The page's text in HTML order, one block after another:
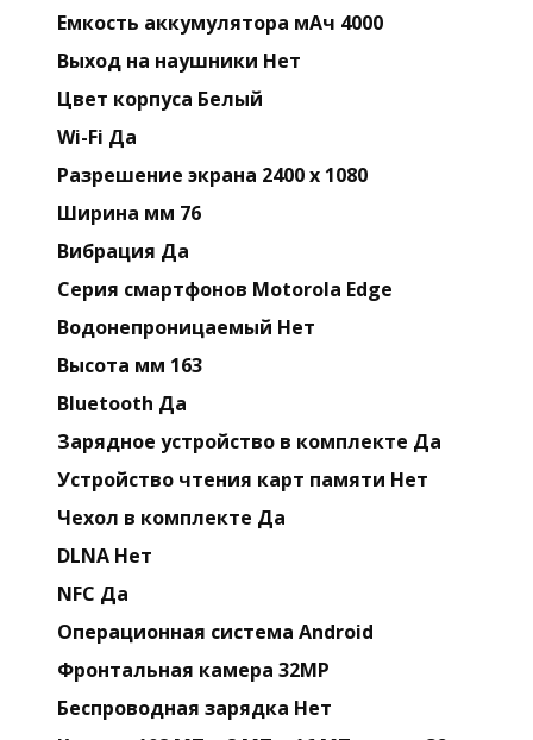
Емкость аккумулятора мАч 4000
Выход на наушники Нет
Цвет корпуса Белый
Wi-Fi Да
Разрешение экрана 2400 x 1080
Ширина мм 76
Вибрация Да
Серия смартфонов Motorola Edge
Водонепроницаемый Нет
Высота мм 163
Bluetooth Да
Зарядное устройство в комплекте Да
Устройство чтения карт памяти Нет
Чехол в комплекте Да
DLNA Нет
NFC Да
Операционная система Android
Фронтальная камера 32MP
Беспроводная зарядка Нет